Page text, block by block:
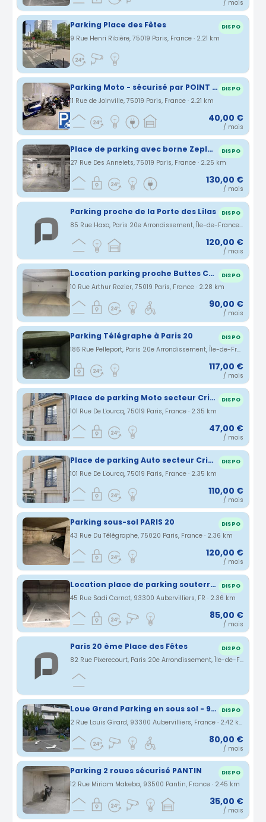
/ mois
Parking Place des Fêtes DISPO
9 Rue Henri Ribière, 75019 Paris, France · 2.21 km
Parking Moto - sécurisé par POINT D'ANCRAGE DISPO
11 Rue de Joinville, 75019 Paris, France · 2.21 km
40,00 €
/ mois
Place de parking avec borne Zeplug – Quartier Jourdain / Buttes Chaumont DISPO
27 Rue Des Annelets, 75019 Paris, France · 2.25 km
130,00 €
/ mois
Parking proche de la Porte des Lilas DISPO
85 Rue Haxo, Paris 20e Arrondissement, Île-de-France, France · 2.28 km
120,00 €
/ mois
Location parking proche Buttes Chaumont dans residence securisee DISPO
10 Rue Arthur Rozier, 75019 Paris, France · 2.28 km
90,00 €
/ mois
Parking Télégraphe à Paris 20 DISPO
186 Rue Pelleport, Paris 20e Arrondissement, Île-de-France, France · 2.32 km
117,00 €
/ mois
Place de parking Moto secteur Crimée/Rosa Parks/Flandre- Paris 19e DISPO
101 Rue De L'ourcq, 75019 Paris, France · 2.35 km
47,00 €
/ mois
Place de parking Auto secteur Crimée/Rosa Parks/Flandre- Paris 19e DISPO
101 Rue De L'ourcq, 75019 Paris, France · 2.35 km
110,00 €
/ mois
Parking sous-sol PARIS 20 DISPO
43 Rue Du Télégraphe, 75020 Paris, France · 2.36 km
120,00 €
/ mois
Location place de parking souterrain sécurisé DISPO
45 Rue Sadi Carnot, 93300 Aubervilliers, FR · 2.36 km
85,00 €
/ mois
Paris 20 ème Place des Fêtes DISPO
82 Rue Pixerecourt, Paris 20e Arrondissement, Île-de-France, France · 2.4 km
Loue Grand Parking en sous sol - 93300 Aubervilliers, 2 rue Louis Girard DISPO
2 Rue Louis Girard, 93300 Aubervilliers, France · 2.42 km
80,00 €
/ mois
Parking 2 roues sécurisé PANTIN DISPO
12 Rue Miriam Makeba, 93500 Pantin, France · 2.45 km
35,00 €
/ mois